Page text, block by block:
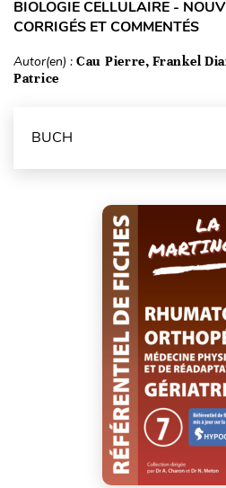
BIOLOGIE CELLULAIRE -
CORRIGÉS ET COMMENTÉS
Autor(en) : Cau Pierre, Frankel
Patrice
BUCH